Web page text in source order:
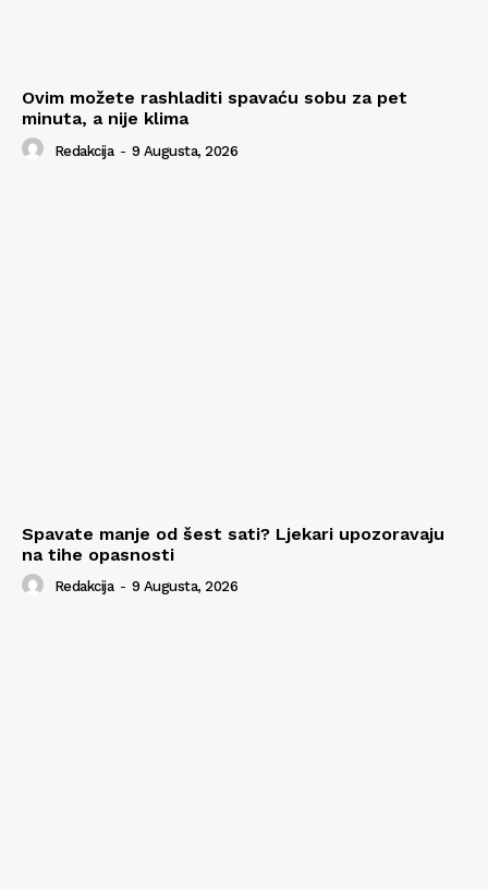
Ovim možete rashladiti spavaću sobu za pet
minuta, a nije klima
Redakcija - 9 Augusta, 2026
Spavate manje od šest sati? Ljekari upozoravaju
na tihe opasnosti
Redakcija - 9 Augusta, 2026